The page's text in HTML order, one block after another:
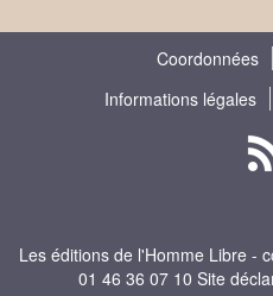
Coordonnées
Informations légales
Les éditions de l'Homme Libre -
01 46 36 07 10 Site